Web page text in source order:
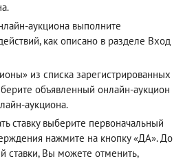
аукциона выполните
как описано в разделе Вход
из списка зарегистрированных
объявленный онлайн-аукцион
аукциона.
ставку выберите первоначальный
нажмите на кнопку «ДА». До
ставки, Вы можете отменить,